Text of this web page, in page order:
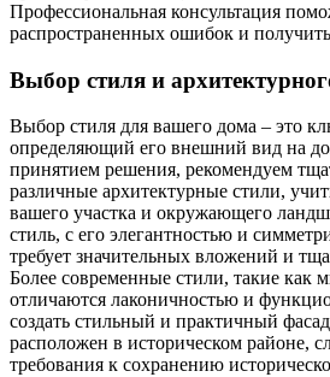
Профессиональная консультация
распространенных ошибок и
Выбор стиля и
Выбор стиля для вашего дома – это
определяющий его внешний вид на
принятием решения, рекомендуем
различные архитектурные стили,
вашего участка и окружающего
стиль, с его элегантностью и
требует значительных вложений и
Более современные стили, такие как
отличаются лаконичностью и
создать стильный и практичный
расположен в историческом районе,
требования к сохранению